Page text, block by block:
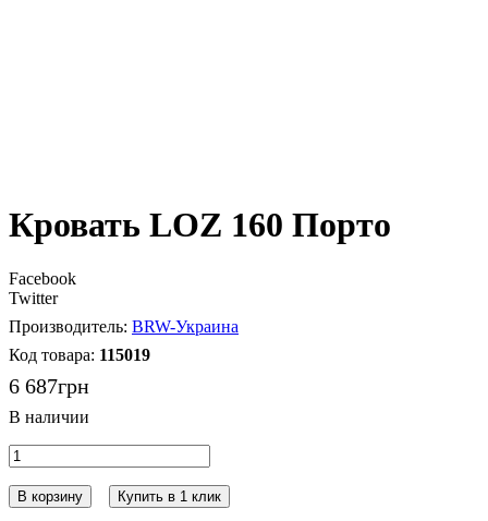
Кровать LOZ 160 Порто
Facebook
Twitter
BRW-Украина
115019
6 687грн
В корзину Купить в 1 клик